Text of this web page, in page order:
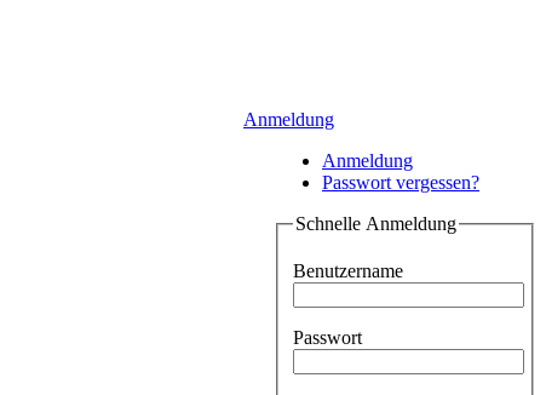
Anmeldung
Anmeldung
Passwort vergessen?
Schnelle Anmeldung
Benutzername
Passwort